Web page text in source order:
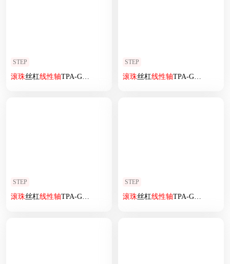
STEP
滚珠丝杠线性轴TPA-GCRS-50-1205C-L75-MR-M10-N3
STEP
滚珠丝杠线性轴TPA-GCRS-50-1205C-L150-ML-M10-N3
STEP
滚珠丝杠线性轴TPA-GCRS-50-1205C-L200-ML-M10-N3
STEP
滚珠丝杠线性轴TPA-GCRS-80-1610C-L150-ML-M20-N3